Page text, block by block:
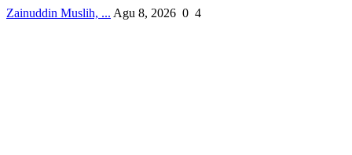
Zainuddin Muslih, ... Agu 8, 2026 0 4